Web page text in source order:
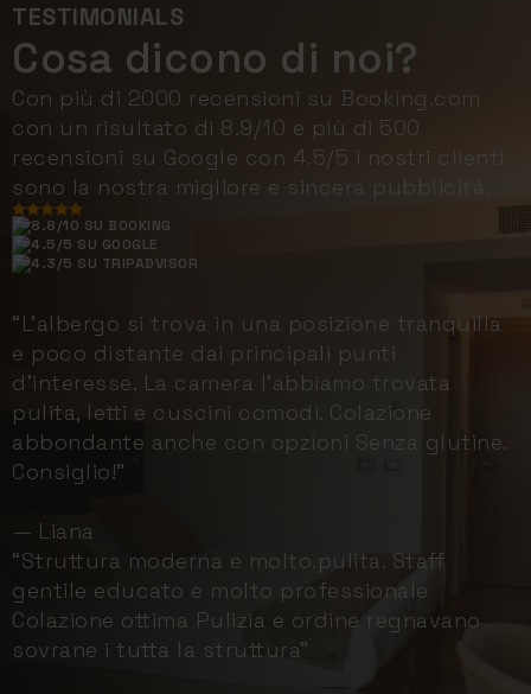
TESTIMONIALS
Cosa dicono di noi?
Con più di 2000 recensioni su Booking.com
con un risultato di 8.9/10 e più di 500
recensioni su Google con 4.5/5 i nostri clienti
sono la nostra migliore e sincera pubblicità.
8.8/10 SU BOOKING
4.5/5 SU GOOGLE
4.3/5 SU TRIPADVISOR
“L'albergo si trova in una posizione tranquilla
e poco distante dai principali punti
d'interesse. La camera l'abbiamo trovata
pulita, letti e cuscini comodi. Colazione
abbondante anche con opzioni Senza glutine.
Consiglio!”
— Liana
“Struttura moderna e molto.pulita. Staff
gentile educato e molto professionale
Colazione ottima Pulizia e ordine regnavano
sovrane i tutta la struttura”